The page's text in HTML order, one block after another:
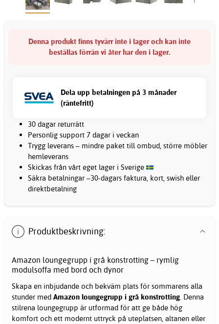
Denna produkt finns tyvärr inte i lager och kan inte
beställas förrän vi åter har den i lager.
Dela upp betalningen på 3 månader
(räntefritt)
30 dagar returrätt
Personlig support 7 dagar i veckan
Trygg leverans – mindre paket till ombud, större möbler
hemleverans
Skickas från vårt eget lager i Sverige
Säkra betalningar –30-dagars faktura, kort, swish eller
direktbetalning
Produktbeskrivning:
Amazon loungegrupp i grå konstrotting – rymlig
modulsoffa med bord och dynor
Skapa en inbjudande och bekväm plats för sommarens alla
stunder med Amazon loungegrupp i grå konstrotting. Denna
stilrena loungegrupp är utformad för att ge både hög
komfort och ett modernt uttryck på uteplatsen, altanen eller